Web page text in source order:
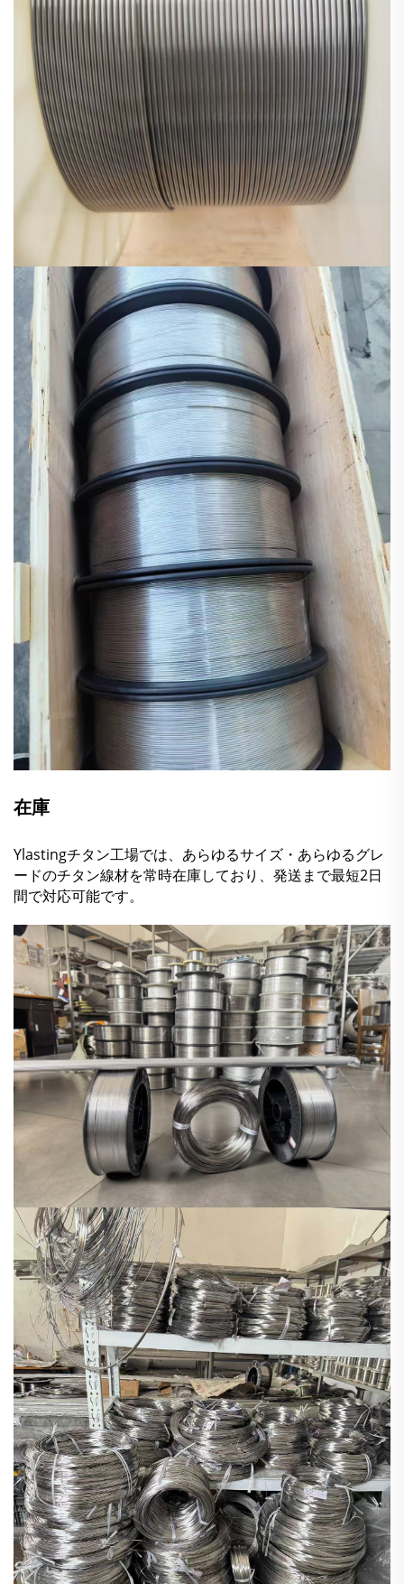
在庫
Ylastingチタン工場では、あらゆるサイズ・あらゆるグレ
ードのチタン線材を常時在庫しており、発送まで最短2日
間で対応可能です。